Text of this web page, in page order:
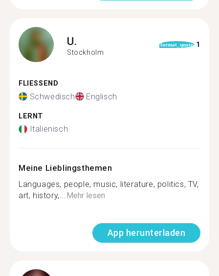
U.
Stockholm
format_quote 1
FLIESSEND
Schwedisch Englisch
LERNT
Italienisch
Meine Lieblingsthemen
Languages, people, music, literature, politics, TV,
art, history,...Mehr lesen
App herunterladen